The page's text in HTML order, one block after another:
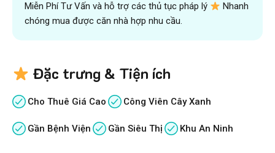
Miễn Phí Tư Vấn và hỗ trợ các thủ tục pháp lý
Nhanh
chóng mua được căn nhà hợp nhu cầu.
Đặc trưng & Tiện ích
Cho Thuê Giá Cao Công Viên Cây Xanh
Gần Bệnh Viện Gần Siêu Thị Khu An Ninh